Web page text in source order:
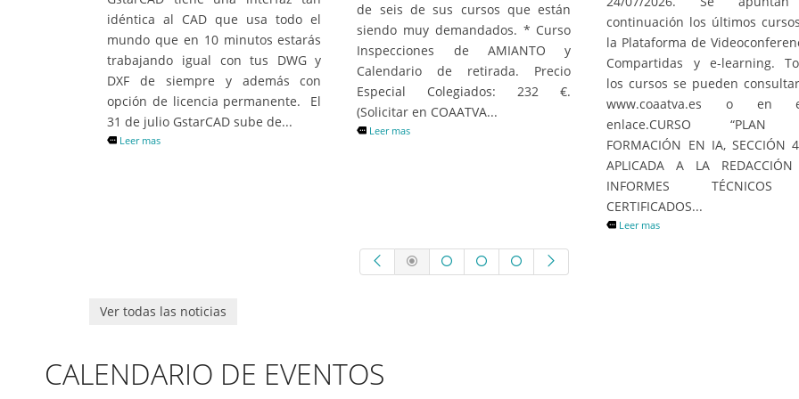
idéntica al CAD que usa todo el
mundo que en 10 minutos estarás
trabajando igual con tus DWG y
DXF de siempre y además con
opción de licencia permanente. El
31 de julio GstarCAD sube de...
Leer mas
de seis de sus cursos que están
siendo muy demandados. * Curso
Inspecciones de AMIANTO y
Calendario de retirada. Precio
Especial Colegiados: 232 €.
(Solicitar en COAATVA...
Leer mas
continuación los últimos
la Plataforma de
Compartidas y e-learning.
los cursos se pueden
www.coaatva.es o en
enlace.CURSO “PLAN
FORMACIÓN EN IA, SECCIÓN
APLICADA A LA
INFORMES
CERTIFICADOS...
Leer mas
700/2026 DEL TS SOBRE
SOBRE DISEÑO DE
Ver todas las noticias
CALENDARIO DE EVENTOS